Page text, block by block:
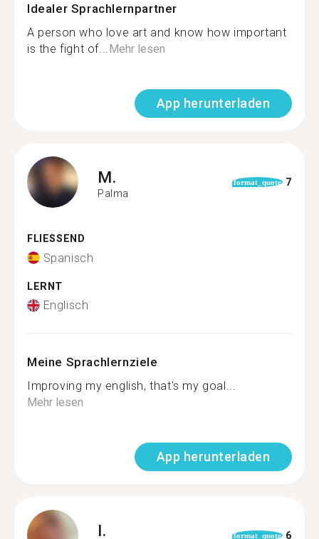
Idealer Sprachlernpartner
A person who love art and know how important
is the fight of...Mehr lesen
App herunterladen
M.
Palma
format_quote 7
FLIESSEND
Spanisch
LERNT
Englisch
Meine Sprachlernziele
Improving my english, that's my goal...
Mehr lesen
App herunterladen
I. format_quote 6